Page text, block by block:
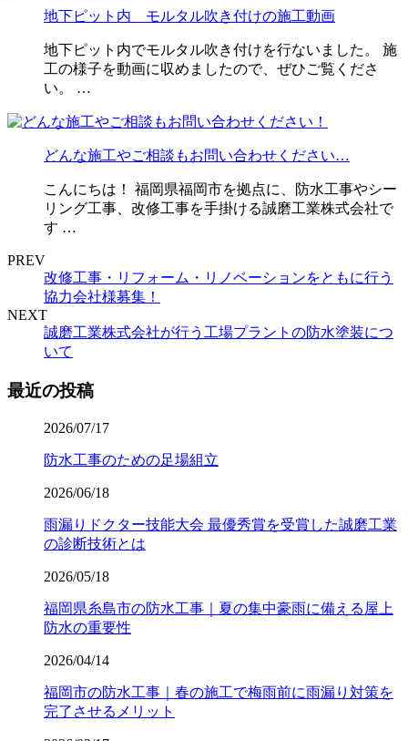
地下ピット内 モルタル吹き付けの施工動画
地下ピット内でモルタル吹き付けを行ないました。 施
工の様子を動画に収めましたので、ぜひご覧くださ
い。 …
どんな施工やご相談もお問い合わせください…
こんにちは！ 福岡県福岡市を拠点に、防水工事やシー
リング工事、改修工事を手掛ける誠磨工業株式会社で
す …
PREV
改修工事・リフォーム・リノベーションをともに行う
協力会社様募集！
NEXT
誠磨工業株式会社が行う工場プラントの防水塗装につ
いて
最近の投稿
2026/07/17
防水工事のための足場組立
2026/06/18
雨漏りドクター技能大会 最優秀賞を受賞した誠磨工業
の診断技術とは
2026/05/18
福岡県糸島市の防水工事｜夏の集中豪雨に備える屋上
防水の重要性
2026/04/14
福岡市の防水工事｜春の施工で梅雨前に雨漏り対策を
完了させるメリット